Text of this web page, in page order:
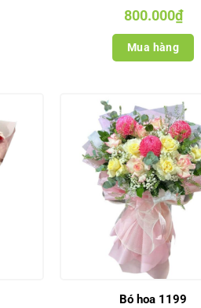
800.000₫
Mua hàng
Bó hoa 1199